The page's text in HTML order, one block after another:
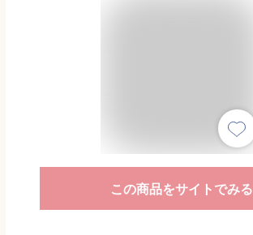
この商品をサイトでみる